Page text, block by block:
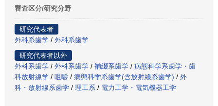
審査区分/研究分野
研究代表者
外科系歯学 / 外科系歯学
研究代表者以外
外科系歯学 / 外科系歯学 / 補綴系歯学 / 病態科学系歯学・歯
科放射線学 / 咀嚼 / 病態科学系歯学(含放射線系歯学) / 外
科・放射線系歯学 / 理工系 / 電力工学・電気機器工学